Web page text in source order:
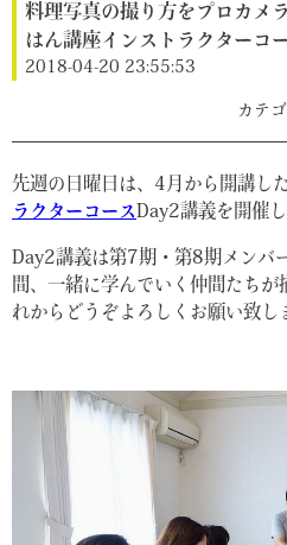
レッスン・
季節のこ
公式ブ
お問
料理写真の撮り方をプロカメ
はん講座インストラクターコ
2018-04-20 23:55:53
先週の日曜日は、4月から開講した
ラクターコースDay2講義を開催し
Day2講義は第7期・第8期メンバ
間、一緒に学んでいく仲間たちが
れからどうぞよろしくお願い致し